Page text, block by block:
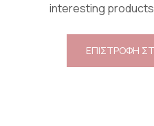
interesting
ΕΠΙΣΤΡΟΦΗ